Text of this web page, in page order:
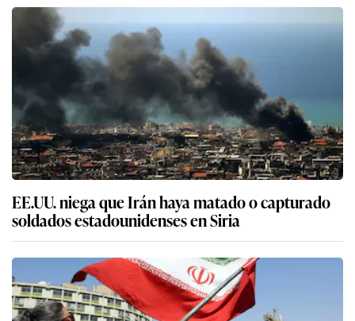
EE.UU. niega que Irán haya matado o capturado
soldados estadounidenses en Siria